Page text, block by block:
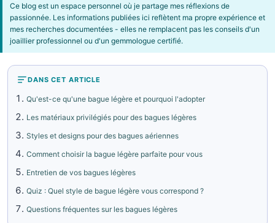
Ce blog est un espace personnel où je partage mes réflexions de
passionnée. Les informations publiées ici reflètent ma propre expérience et
mes recherches documentées - elles ne remplacent pas les conseils d'un
joaillier professionnel ou d'un gemmologue certifié.
DANS CET ARTICLE
Qu'est-ce qu'une bague légère et pourquoi l'adopter
Les matériaux privilégiés pour des bagues légères
Styles et designs pour des bagues aériennes
Comment choisir la bague légère parfaite pour vous
Entretien de vos bagues légères
Quiz : Quel style de bague légère vous correspond ?
Questions fréquentes sur les bagues légères